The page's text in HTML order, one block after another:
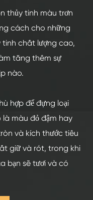
thủy tinh màu trơn
cách cho những
tinh chất lượng cao,
tăng thêm sự
nào.
hợp để đựng loại
là màu đỏ đậm hay
và kích thước tiêu
giữ và rót, trong khi
bạn sẽ tươi và có